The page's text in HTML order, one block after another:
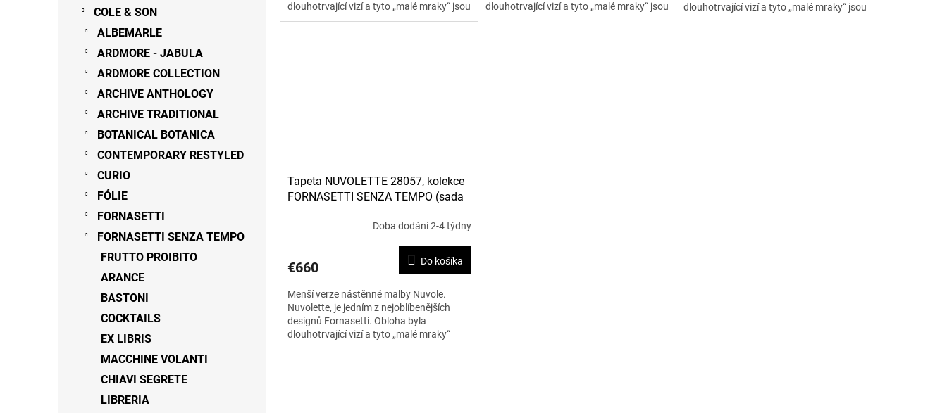
COLE & SON
ALBEMARLE
ARDMORE - JABULA
ARDMORE COLLECTION
ARCHIVE ANTHOLOGY
ARCHIVE TRADITIONAL
BOTANICAL BOTANICA
CONTEMPORARY RESTYLED
CURIO
FÓLIE
FORNASETTI
FORNASETTI SENZA TEMPO
FRUTTO PROIBITO
ARANCE
BASTONI
COCKTAILS
EX LIBRIS
MACCHINE VOLANTI
CHIAVI SEGRETE
LIBRERIA
dlouhotrvající vizí a tyto „malé mraky“ jsou
jemné detaily zobrazující...
dlouhotrvající vizí a tyto „malé mraky“ jsou
dlouhotrvající vizí a tyto „malé mraky“ jsou
Tapeta NUVOLETTE 28057, kolekce
FORNASETTI SENZA TEMPO (sada
Doba dodání 2-4 týdny
€660 Do košíka
Menší verze nástěnné malby Nuvole.
Nuvolette, je jedním z nejoblíbenějších
designů Fornasetti. Obloha byla
dlouhotrvající vizí a tyto „malé mraky“